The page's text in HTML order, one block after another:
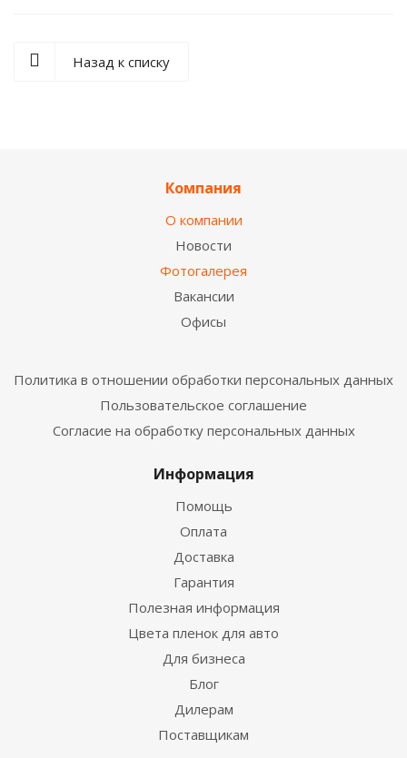
Назад к списку
Компания
О компании
Новости
Фотогалерея
Вакансии
Офисы
Политика в отношении обработки персональных данных
Пользовательское соглашение
Согласие на обработку персональных данных
Информация
Помощь
Оплата
Доставка
Гарантия
Полезная информация
Цвета пленок для авто
Для бизнеса
Блог
Дилерам
Поставщикам